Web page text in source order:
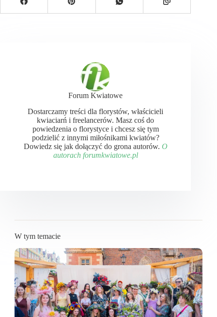
Forum Kwiatowe
Dostarczamy treści dla florystów, właścicieli
kwiaciarń i freelancerów. Masz coś do
powiedzenia o florystyce i chcesz się tym
podzielić z innymi miłośnikami kwiatów?
Dowiedz się jak dołączyć do grona autorów. O
autorach forumkwiatowe.pl
W tym temacie